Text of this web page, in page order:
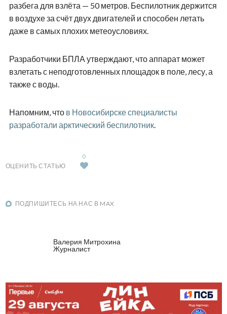
разбега для взлёта — 50 метров. Беспилотник держится
в воздухе за счёт двух двигателей и способен летать
даже в самых плохих метеоусловиях.
Разработчики БПЛА утверждают, что аппарат может
взлетать с неподготовленных площадок в поле, лесу, а
также с воды.
Напомним, что в Новосибирске специалисты
разработали арктический беспилотник.
ОЦЕНИТЬ СТАТЬЮ
0
ПОДПИШИТЕСЬ НА НАС В MAX
Валерия Митрохина
Журналист